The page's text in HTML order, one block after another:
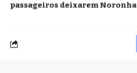
passageiros deixarem Noronha